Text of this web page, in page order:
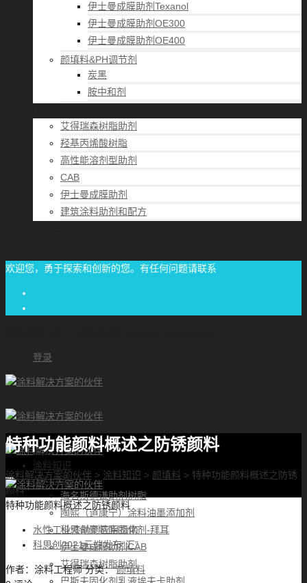
伊士曼成膜助剂Texanol
伊士曼成膜助剂OE300
伊士曼成膜助剂OE400
颜填料&PH调节剂
炭黑
胺中和剂
艾得瑞森树脂助剂
羟基丙烯酸树脂
高性能溶剂型助剂
CAB
伊士曼成膜助剂
建筑涂料助剂和配方
欢迎您，勇于探索和创新的您。有任何问题请联系
登录
首页
涂料知识
涂料优选
海名斯德谦助剂树脂
陶熙（道康宁）涂料油墨添加剂
科思创聚氨酯固化剂-拜耳
伊士曼成膜助剂CAB
艾得瑞森树脂助剂
特种功能颜料概述之防锈颜料
涂料解决方案的伙伴 > 涂料知识 > 颜填料 > 特种功能颜料概述之防锈
颜料
特种功能颜料概述之防锈颜料
水性工业漆助剂应用指南
科思创2021云端发布“汇”
作者： 涂料工程师分类：颜填料